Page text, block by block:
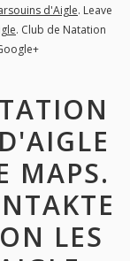
d'Aigle. Leave
. Club de Natation
MAPS.
LES